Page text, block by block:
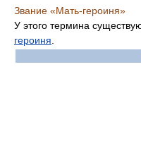
Звание «Мать-героиня»
У этого термина
героиня